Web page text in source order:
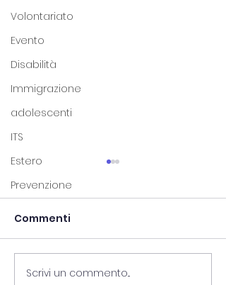
Volontariato
Evento
Disabilità
Immigrazione
adolescenti
ITS
Estero
Prevenzione
Recruiting day
Commenti
Scrivi un commento...